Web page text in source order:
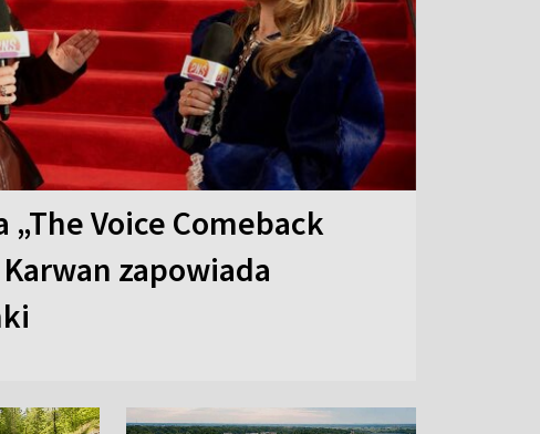
„The Voice Comeback
Karwan zapowiada